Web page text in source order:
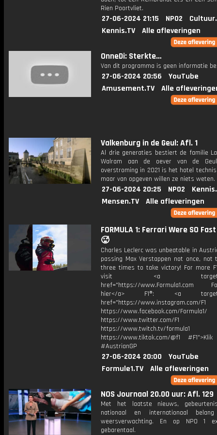
Rien Poortvliet.
27-06-2024 21:15 NPO2
Kennis.TV
Alle afleveringen
OnneDi: Sterkte…
Van dit programma is geen informatie
27-06-2024 20:56
YouTube
Amusement.TV
Alle
Valkenburg in de Geul: Afl. 1
Al drie generaties bestiert de familie
Walram aan de oever van de
overstroming in 2021 is het hotel
maar van opgeven willen ze niets weten.
27-06-2024 20:25 NPO2
Mensen.TV
Alle afleveringen
FORMULA 1: Ferrari Were SO
🥵
Charles Leclerc was unbeatable in
passing Max Verstappen not once, not
three times to take victory! For more
visit <a
href="https://www.Formula1.com
hier</a> F1®: <a
href="https://www.instagram.com/F1
https://www.facebook.com/Formula1/
https://www.twitter.com/F1
https://www.twitch.tv/formula1
https://www.tiktok.com/@f1
#AustrianGP
27-06-2024 20:00
YouTube
Formule1.TV
Alle afleveringen
NOS Journaal 20.00 uur: Afl. 129
Met het laatste nieuws,
nationaal en internationaal
weersverwachting. En op NPO 1
gebarentaal.